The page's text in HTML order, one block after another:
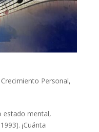
Crecimiento Personal,
estado mental,
¡Cuánta